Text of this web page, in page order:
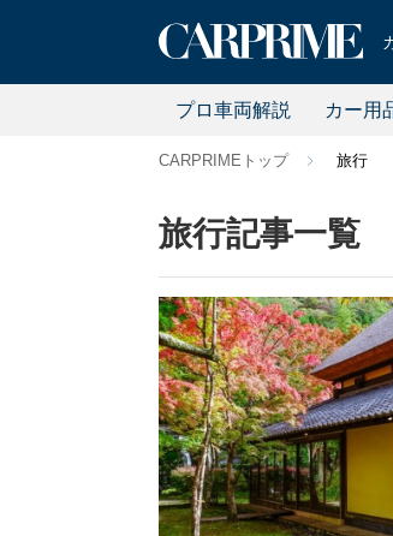
プロ車両解説 カー用
CARPRIMEトップ 旅行
旅行記事一覧